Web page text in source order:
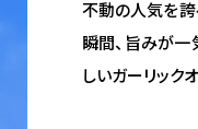
不動の人気を誇
瞬間、旨みが一
しいガーリック